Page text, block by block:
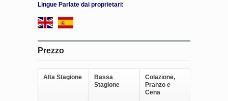
Lingue Parlate dai proprietari:
Prezzo
Alta Stagione
Bassa
Stagione
Colazione,
Pranzo e
Cena